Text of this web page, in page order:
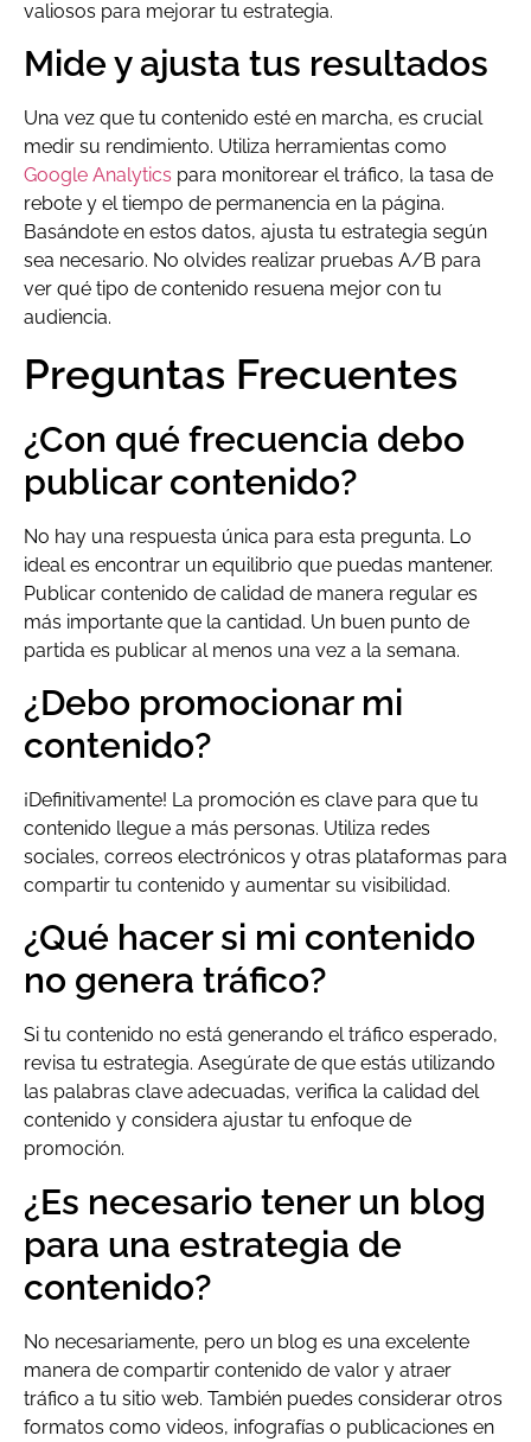
valiosos para mejorar tu estrategia.
Mide y ajusta tus resultados
Una vez que tu contenido esté en marcha, es crucial
medir su rendimiento. Utiliza herramientas como
Google Analytics para monitorear el tráfico, la tasa de
rebote y el tiempo de permanencia en la página.
Basándote en estos datos, ajusta tu estrategia según
sea necesario. No olvides realizar pruebas A/B para
ver qué tipo de contenido resuena mejor con tu
audiencia.
Preguntas Frecuentes
¿Con qué frecuencia debo
publicar contenido?
No hay una respuesta única para esta pregunta. Lo
ideal es encontrar un equilibrio que puedas mantener.
Publicar contenido de calidad de manera regular es
más importante que la cantidad. Un buen punto de
partida es publicar al menos una vez a la semana.
¿Debo promocionar mi
contenido?
¡Definitivamente! La promoción es clave para que tu
contenido llegue a más personas. Utiliza redes
sociales, correos electrónicos y otras plataformas para
compartir tu contenido y aumentar su visibilidad.
¿Qué hacer si mi contenido
no genera tráfico?
Si tu contenido no está generando el tráfico esperado,
revisa tu estrategia. Asegúrate de que estás utilizando
las palabras clave adecuadas, verifica la calidad del
contenido y considera ajustar tu enfoque de
promoción.
¿Es necesario tener un blog
para una estrategia de
contenido?
No necesariamente, pero un blog es una excelente
manera de compartir contenido de valor y atraer
tráfico a tu sitio web. También puedes considerar otros
formatos como videos, infografías o publicaciones en